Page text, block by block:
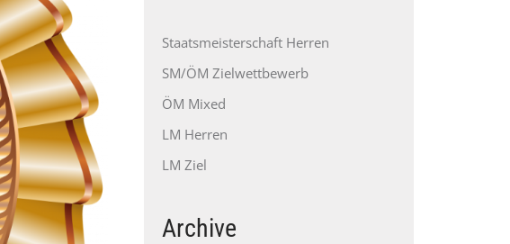
Staatsmeisterschaft Herren
SM/ÖM Zielwettbewerb
ÖM Mixed
LM Herren
LM Ziel
Archive